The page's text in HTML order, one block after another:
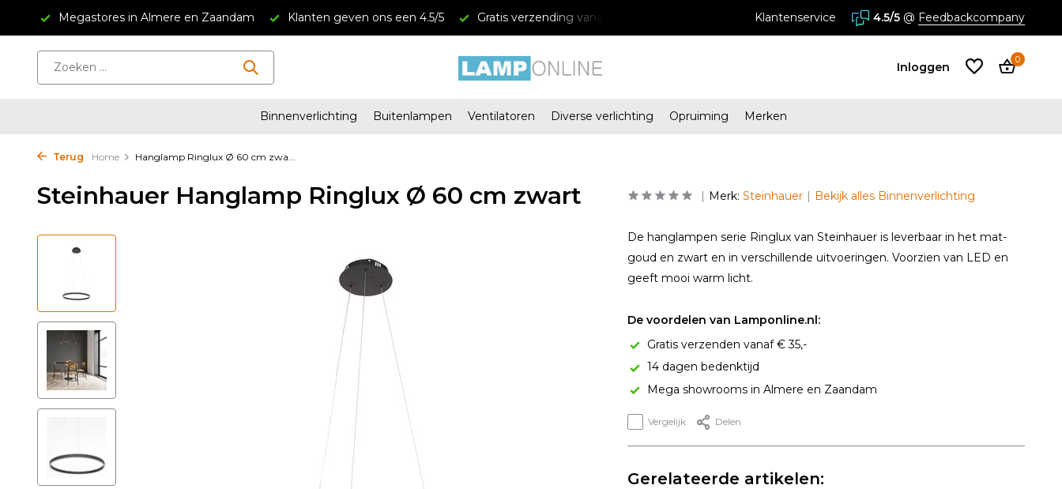
Megastores in Almere en Zaandam Klanten geven ons een 4.5/5 Gratis verzending vanaf € 34,95 Megastores in Almere en Zaandam
Klantenservice 4.5/5 @ Feedbackcompany
Inloggen
Account
0
Binnenverlichting Buitenlampen Ventilatoren Diverse verlichting Opruiming Merken
Terug Home Hanglamp Ringlux Ø 60 cm zwa...
Steinhauer Hanglamp Ringlux Ø 60 cm zwart Merk: Steinhauer Bekijk alles Binnenverlichting
De hanglampen serie Ringlux van Steinhauer is leverbaar in het mat-
goud en zwart en in verschillende uitvoeringen. Voorzien van LED en
geeft mooi warm licht.
De voordelen van Lamponline.nl:
Gratis verzenden vanaf € 35,-
14 dagen bedenktijd
Mega showrooms in Almere en Zaandam
Vergelijk Delen
Gerelateerde artikelen: